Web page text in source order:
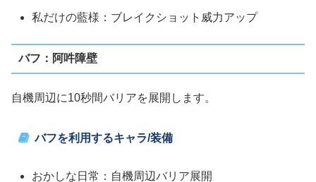
私だけの藍様：ブレイクショット威力アップ
バフ：阿吽障壁
自機周辺に10秒間バリアを展開します。
バフを利用するキャラ/装備
おかしな日常：自機周辺バリア展開